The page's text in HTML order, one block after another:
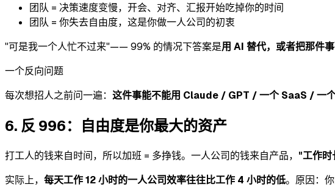
团队 = 决策速度变慢，开会、对齐、汇报开始吃掉你的时间
团队 = 你失去自由度，这是你做一人公司的初衷
"可是我一个人忙不过来"—— 99% 的情况下答案是用 AI 替代，或者把那件
一个反向问题
每次想招人之前问一遍： 这件事能不能用 Claude / GPT / 一个 SaaS / 一
6. 反 996：自由度是你最大的资产
打工人的钱来自时间，所以加班 = 多挣钱。一人公司的钱来自产品， "工作
实际上， 每天工作 12 小时的一人公司效率往往比工作 4 小时的低。原因：